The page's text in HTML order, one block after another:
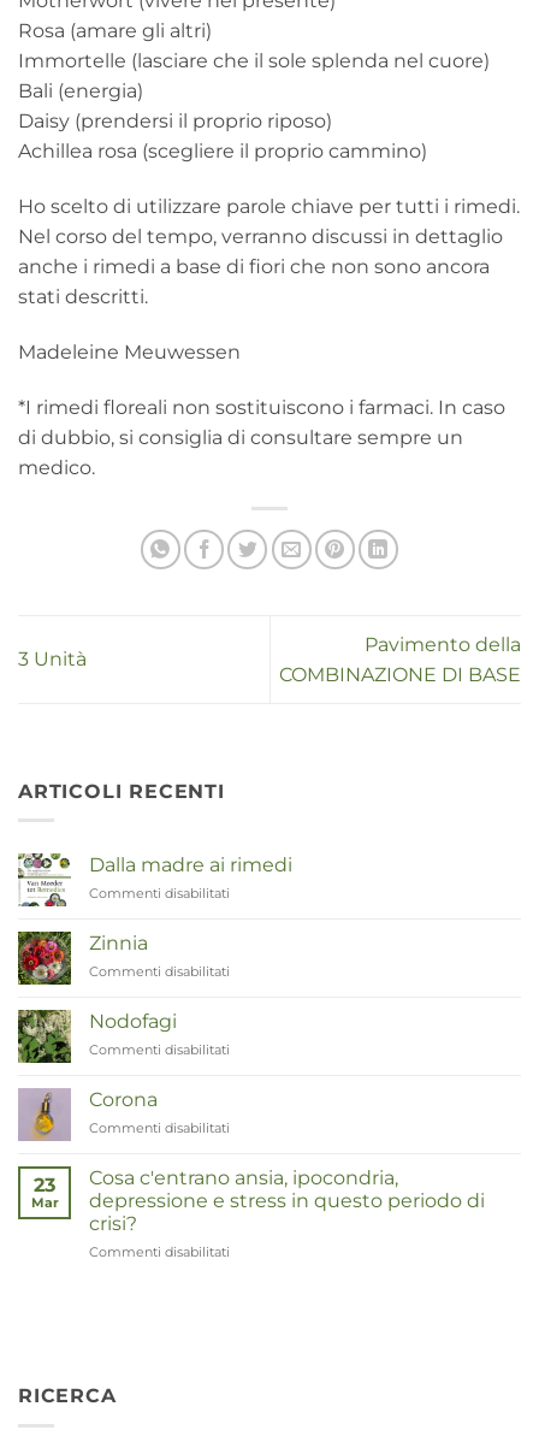
Rosa (amare gli altri)
Immortelle (lasciare che il sole splenda nel cuore)
Bali (energia)
Daisy (prendersi il proprio riposo)
Achillea rosa (scegliere il proprio cammino)
Ho scelto di utilizzare parole chiave per tutti i rimedi.
Nel corso del tempo, verranno discussi in dettaglio
anche i rimedi a base di fiori che non sono ancora
stati descritti.
Madeleine Meuwessen
*I rimedi floreali non sostituiscono i farmaci. In caso
di dubbio, si consiglia di consultare sempre un
medico.
3 Unità
Pavimento della
COMBINAZIONE DI BASE
ARTICOLI RECENTI
Dalla madre ai rimedi
Commenti disabilitati
Zinnia
Commenti disabilitati
Nodofagi
Commenti disabilitati
Corona
Commenti disabilitati
23
Mar
Cosa c'entrano ansia, ipocondria,
depressione e stress in questo periodo di
crisi?
Commenti disabilitati
RICERCA